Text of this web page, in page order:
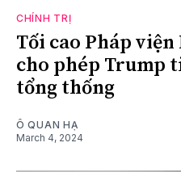
CHÍNH TRỊ
Tối cao Pháp
cho phép Trump
tổng thống
Ô QUAN HẠ
March 4, 2024